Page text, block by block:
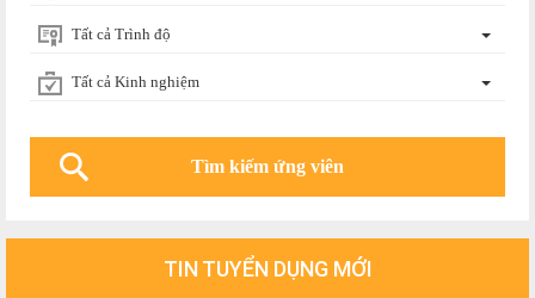
Tất cả Trình độ
Tất cả Kinh nghiệm
TIN TUYỂN DỤNG MỚI